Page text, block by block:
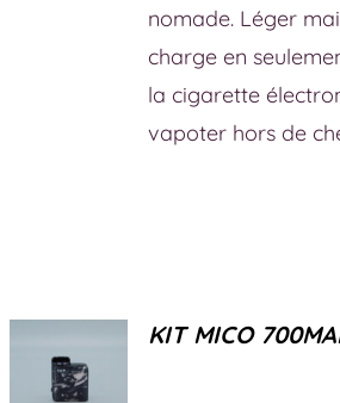
nomade. Léger
charge en
la cigarette
vapoter hors de
KIT MICO